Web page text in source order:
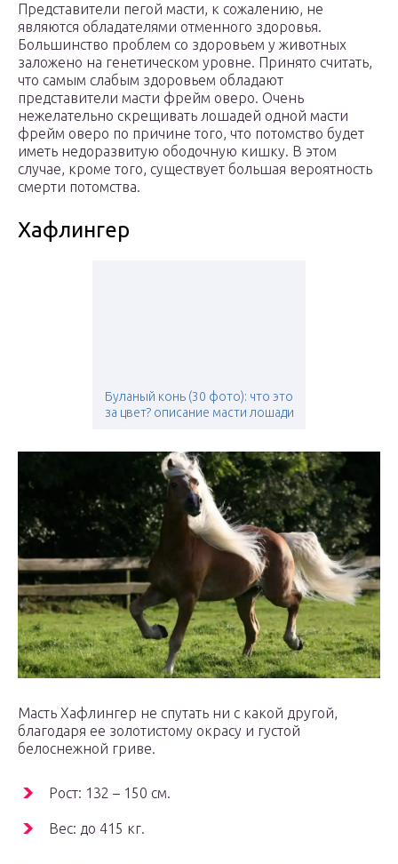
Представители пегой масти, к сожалению, не
являются обладателями отменного здоровья.
Большинство проблем со здоровьем у животных
заложено на генетическом уровне. Принято считать,
что самым слабым здоровьем обладают
представители масти фрейм оверо. Очень
нежелательно скрещивать лошадей одной масти
фрейм оверо по причине того, что потомство будет
иметь недоразвитую ободочную кишку. В этом
случае, кроме того, существует большая вероятность
смерти потомства.
Хафлингер
Буланый конь (30 фото): что это
за цвет? описание масти лошади
Масть Хафлингер не спутать ни с какой другой,
благодаря ее золотистому окрасу и густой
белоснежной гриве.
Рост: 132 – 150 см.
Вес: до 415 кг.